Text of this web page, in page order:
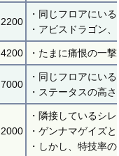
2200
・同じフロアにい
・アビスドラゴン
4200 ・たまに痛恨の一
7000
・同じフロアにい
・ステータスの高
2000
・隣接しているシ
・ゲンナマゲイズ
・しかし、特技率